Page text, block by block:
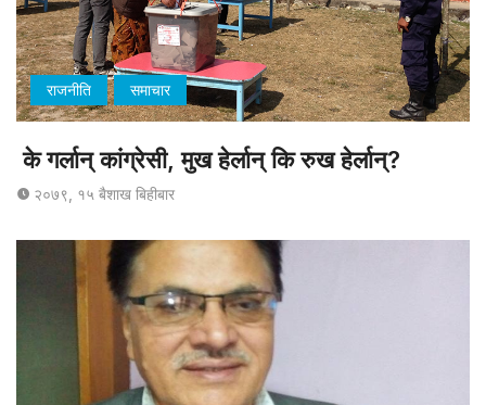
राजनीति समाचार
के गर्लान् कांग्रेसी, मुख हेर्लान् कि रुख हेर्लान्?
२०७९, १५ बैशाख बिहीबार